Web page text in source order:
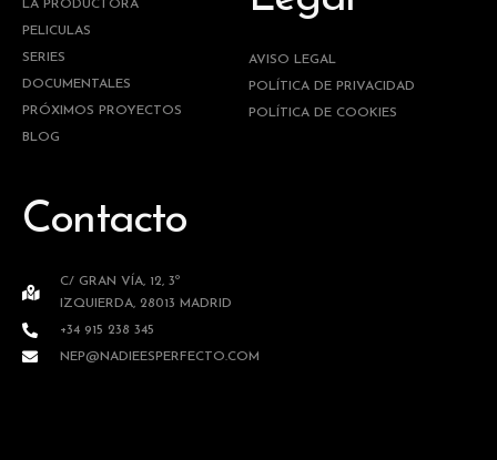
LA PRODUCTORA
PELICULAS
SERIES
DOCUMENTALES
PRÓXIMOS PROYECTOS
BLOG
AVISO LEGAL
POLÍTICA DE PRIVACIDAD
POLÍTICA DE COOKIES
Contacto
C/ GRAN VÍA, 12, 3º
IZQUIERDA, 28013 MADRID
+34 915 238 345
NEP@NADIEESPERFECTO.COM